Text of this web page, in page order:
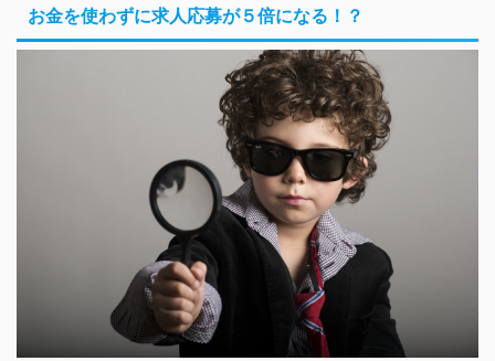
お金を使わずに求人応募が５倍になる！？